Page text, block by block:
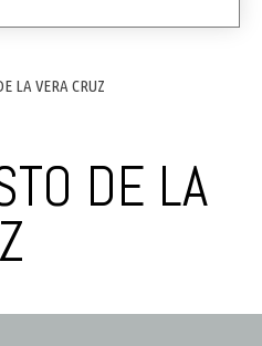
LA VERA CRUZ
DE LA